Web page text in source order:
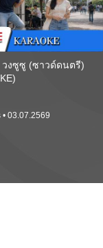
วงซูซู (ซาวด์ดนตรี)
• 03.07.2569